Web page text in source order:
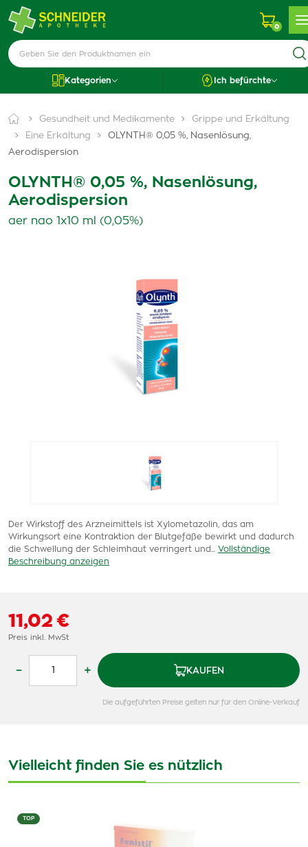
0
Kategorien Ich befürchte
Gesundheit und Medikamente
Grippe und Erkältung
Eine Erkältung
OLYNTH® 0,05 %, Nasenlösung,
Aerodispersion
OLYNTH® 0,05 %, Nasenlösung,
Aerodispersion
aer nao 1x10 ml (0,05%)
Der Wirkstoff des Arzneimittels ist Xylometazolin, das am
Wirkungsort eine Kontraktion der Blutgefäße bewirkt und dadurch
die Schwellung der Schleimhaut verringert und...
Vollständige
Beschreibung anzeigen
11,02 €
Preis inkl. MwSt
– + KAUFEN
Die aufgeführten Preise gelten nur für den Online-Verkauf
Vielleicht finden Sie es nützlich
TOP